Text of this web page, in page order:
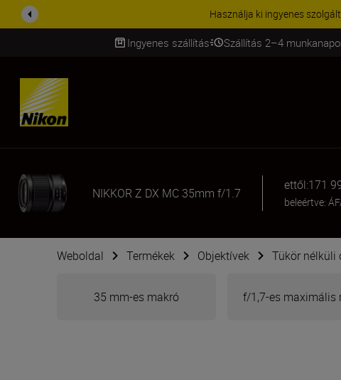
KIEGÉSZÍTŐKRE
Ingyenes szállítás Szállítás 2–4
SKIP
NIKKOR Z DX MC 35mm f/1.7
ettől:171
beleértve:
Weboldal Termékek Objektívek Tükör nélküli
35 mm-es makró f/1,7-es maximális